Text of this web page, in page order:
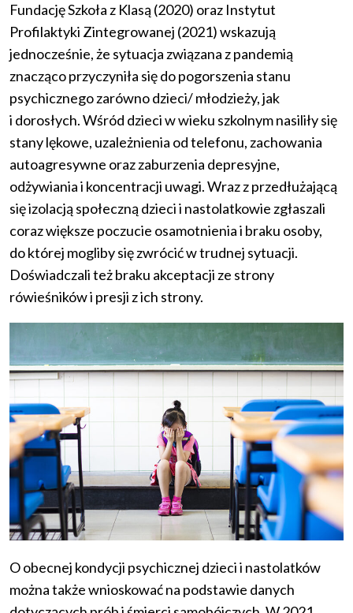
Fundację Szkoła z Klasą (2020) oraz Instytut
Profilaktyki Zintegrowanej (2021) wskazują
jednocześnie, że sytuacja związana z pandemią
znacząco przyczyniła się do pogorszenia stanu
psychicznego zarówno dzieci/ młodzieży, jak
i dorosłych. Wśród dzieci w wieku szkolnym nasiliły się
stany lękowe, uzależnienia od telefonu, zachowania
autoagresywne oraz zaburzenia depresyjne,
odżywiania i koncentracji uwagi. Wraz z przedłużającą
się izolacją społeczną dzieci i nastolatkowie zgłaszali
coraz większe poczucie osamotnienia i braku osoby,
do której mogliby się zwrócić w trudnej sytuacji.
Doświadczali też braku akceptacji ze strony
rówieśników i presji z ich strony.
O obecnej kondycji psychicznej dzieci i nastolatków
można także wnioskować na podstawie danych